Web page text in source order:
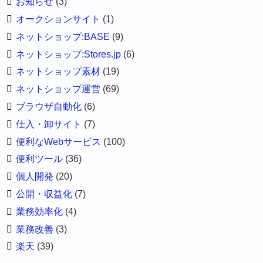
オークションサイト (1)
ネットショップ:BASE (9)
ネットショップ:Stores.jp (6)
ネットショップ素材 (19)
ネットショップ運営 (69)
ブラウザ自動化 (6)
仕入・卸サイト (7)
便利なWebサービス (100)
便利ツール (36)
個人開発 (20)
公開・収益化 (7)
業務効率化 (4)
業務改善 (3)
楽天 (39)